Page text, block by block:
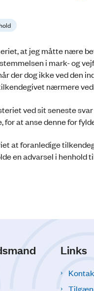
at jeg måtte nære
i mark- og
der dog ikke ved den
nærmere
ved sit seneste
for at anse denne for
at foranledige
en advarsel i henhold
Links